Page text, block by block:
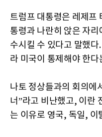
트럼프 대통령은 레제프
통령과 나란히 앉은 자
수시킬 수 있다고 말했다
라 미국이 통제해야 한
나토 정상들과의 회의에
너”라고 비난했고, 이란
는 이유로 영국, 독일, 이